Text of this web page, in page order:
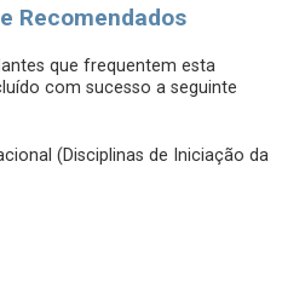
Recomendados
que frequentem esta
com sucesso a seguinte
(Disciplinas de Iniciação da